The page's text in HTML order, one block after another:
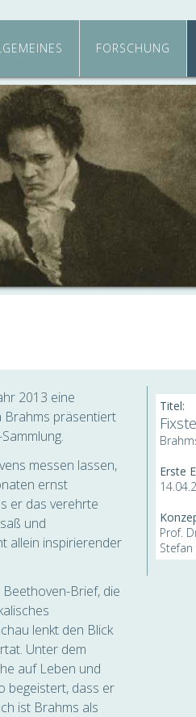
FORSCHUNG
2013 eine
Brahms präsentiert
messen lassen,
ernst
er das verehrte
und
allein inspirierender
Brief, die
lenkt den Blick
Unter dem
auf Leben und
begeistert, dass er
ist Brahms als
Titel:
Erste
Prof.
Stefan